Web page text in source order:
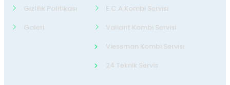
Gizlilik Politikası
Galeri
E.C.A Kombi Servisi
Valiant Kombi Servisi
Viessman Kombi Servisi
24 Teknik Servis